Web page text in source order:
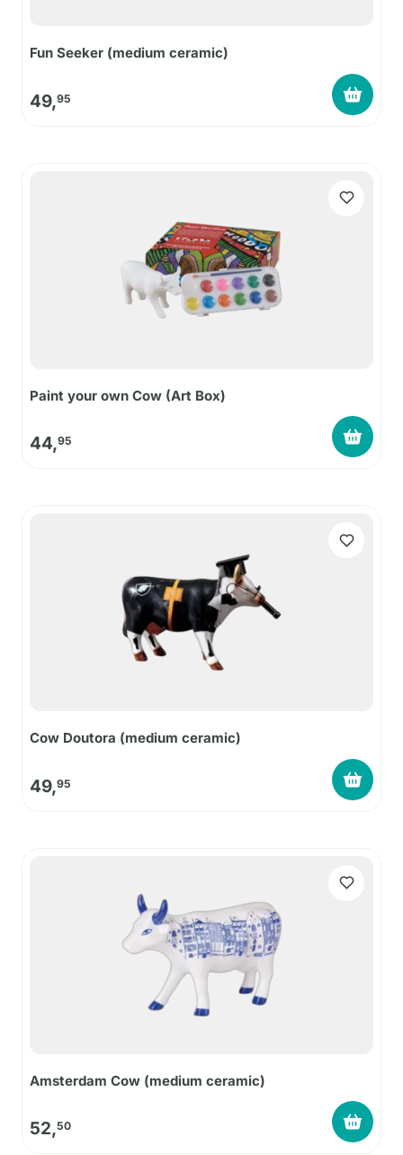
Fun Seeker (medium ceramic)
49,95
Paint your own Cow (Art Box)
44,95
Cow Doutora (medium ceramic)
49,95
Amsterdam Cow (medium ceramic)
52,50